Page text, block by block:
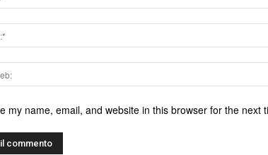
my name, email, and website in this browser for the next